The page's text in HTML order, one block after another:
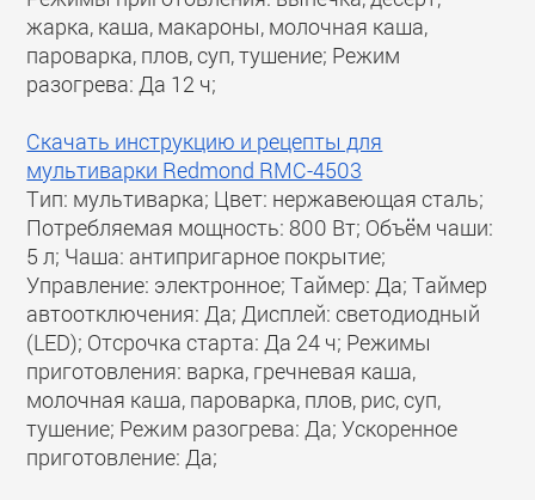
жарка, каша, макароны, молочная каша,
пароварка, плов, суп, тушение; Режим
разогрева: Да 12 ч;
Скачать инструкцию и рецепты для
мультиварки Redmond RMC-4503
Тип: мультиварка; Цвет: нержавеющая сталь;
Потребляемая мощность: 800 Вт; Объём чаши:
5 л; Чаша: антипригарное покрытие;
Управление: электронное; Таймер: Да; Таймер
автоотключения: Да; Дисплей: светодиодный
(LED); Отсрочка старта: Да 24 ч; Режимы
приготовления: варка, гречневая каша,
молочная каша, пароварка, плов, рис, суп,
тушение; Режим разогрева: Да; Ускоренное
приготовление: Да;